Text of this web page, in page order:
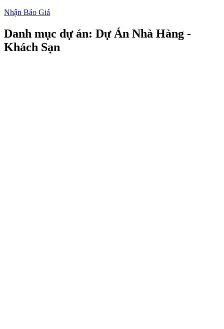
Nhận Báo Giá
Danh mục dự án: Dự Án Nhà Hàng -
Khách Sạn